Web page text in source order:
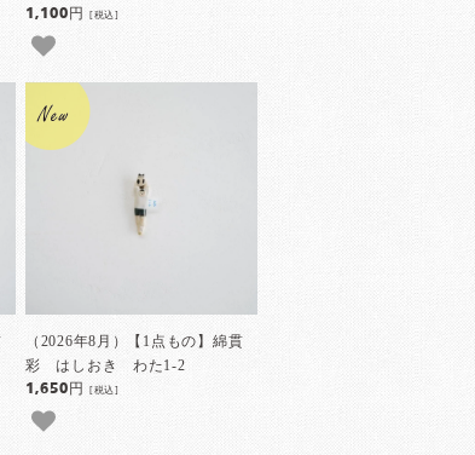
1,100円[税込]
（2026年8月）【1点もの】綿貫
彩 はしおき わた1-2
1,650円[税込]